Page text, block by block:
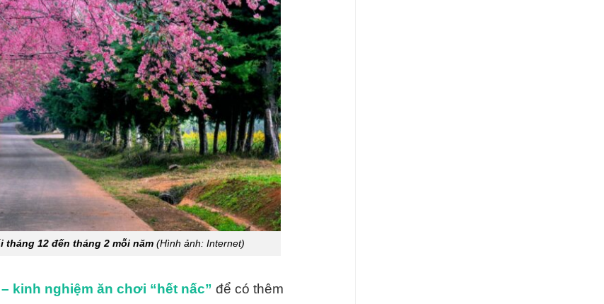
tháng 12 đến tháng 2 mỗi năm(Hình ảnh: Internet)
kinh nghiệm ăn chơi “hết nấc” để có thêm